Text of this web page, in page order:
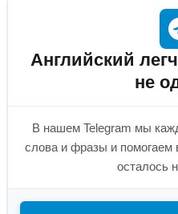
Английский
не
В нашем Telegram мы
слова и фразы и помогаем
осталось